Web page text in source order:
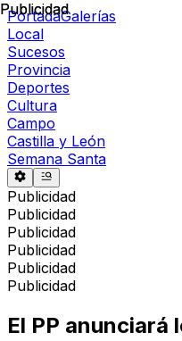
PortadaGalerías
Local
Sucesos
Provincia
Deportes
Cultura
Campo
Castilla y León
Semana Santa
Publicidad
Publicidad
Publicidad
Publicidad
Publicidad
Publicidad
Publicidad
El PP
Publicidad